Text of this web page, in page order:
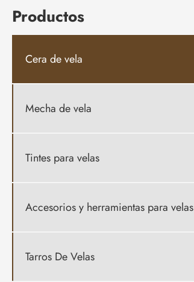
Productos
Cera de vela
Mecha de vela
Tintes para velas
Accesorios y herramientas para velas
Tarros De Velas